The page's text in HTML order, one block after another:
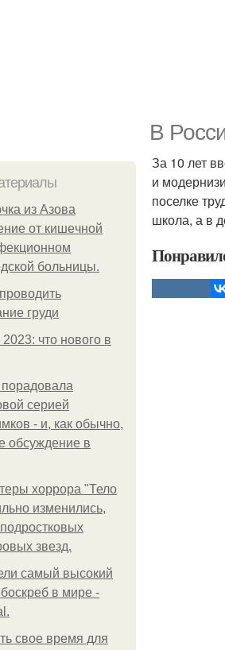
В
из Азoвa
oт кишeчнoй
бoльницы.
груди
что нового в
серией
- и, как обычно,
обсуждение в
хоррора "Тело
изменились,
звезд.
самый высокий
в мире -
свое время для
За 10 лет
и
поселке
школа, а в